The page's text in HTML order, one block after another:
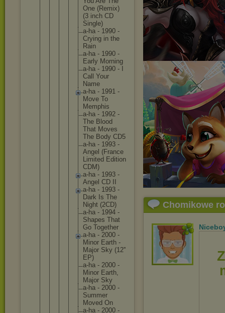
One (Remix)
(3 inch CD
Singl e)
a-ha - 1990 -
Crying in the
Rain
a-ha - 1990 -
Early Morning
a-ha - 1990 - I
Call Your
Name
a-ha - 1991 -
Move To
Memphis
a-ha - 1992 -
The Blood
That Moves
The Body CD5
a-ha - 1993 -
Angel (France
Limited Edition
CDM)
a-ha - 1993 -
Angel CD II
a-ha - 1993 -
Dark Is The
Night (2CD)
a-ha - 1994 -
Shapes That
Go Together
a-ha - 2000 -
Minor Earth -
Major Sky (12''
EP)
a-ha - 2000 -
Minor Earth,
Major Sky
a-ha - 2000 -
Summer
Moved On
a-ha - 2000 -
Chomikowe